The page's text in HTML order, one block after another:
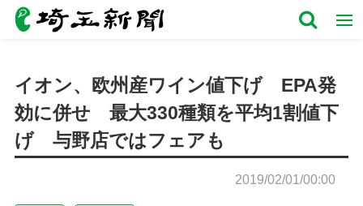
イオン、欧州産ワイン値下げ EPA発
効に併せ 最大330種類を平均1割値下
げ 与野店ではフェアも
2019/02/01/00:00